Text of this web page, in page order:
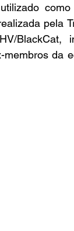
pela
BlackCat,
da